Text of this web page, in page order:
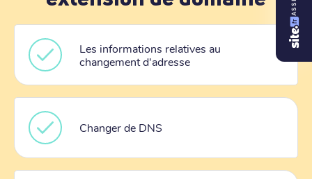
Les informations relatives au
changement d'adresse
Changer de DNS